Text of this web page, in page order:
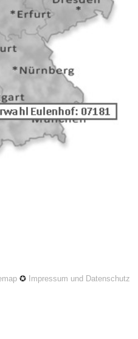
✪ Impressum und Datenschutz